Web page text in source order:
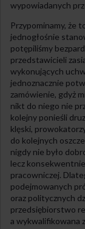
wypowiadanych
Przypominamy, że
jednogłośnie
potępiliśmy
przedstawicieli
wykonujących
jednoznacznie
zamówienie, gdyż
nikt do niego nie
kolejny ponieśli
klęski,
do kolejnych
nigdy nie było
lecz
pracowniczej.
podejmowanych
oraz politycznych
przedsiębiorstwo
a wykwalifikowana